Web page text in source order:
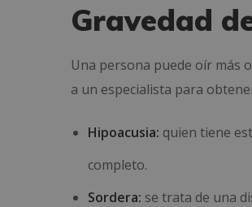
Gravedad
Una persona puede oír más
a un especialista para
Hipoacusia: quien tiene
completo.
Sordera: se trata de una